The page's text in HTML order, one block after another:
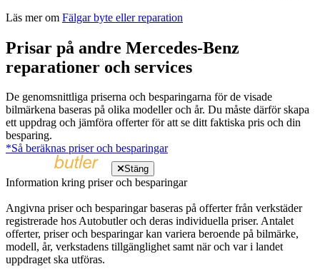
Läs mer om Fälgar byte eller reparation
Prisar på andre Mercedes-Benz
reparationer och services
De genomsnittliga priserna och besparingarna för de visade
bilmärkena baseras på olika modeller och år. Du måste därför skapa
ett uppdrag och jämföra offerter för att se ditt faktiska pris och din
besparing.
*Så beräknas priser och besparingar
Stäng
Information kring priser och besparingar
Angivna priser och besparingar baseras på offerter från verkstäder
registrerade hos Autobutler och deras individuella priser. Antalet
offerter, priser och besparingar kan variera beroende på bilmärke,
modell, år, verkstadens tillgänglighet samt när och var i landet
uppdraget ska utföras.